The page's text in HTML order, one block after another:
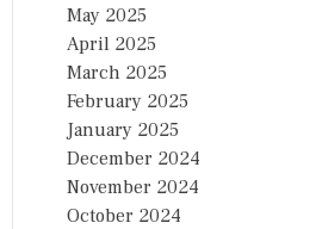
May 2025
April 2025
March 2025
February 2025
January 2025
December 2024
November 2024
October 2024